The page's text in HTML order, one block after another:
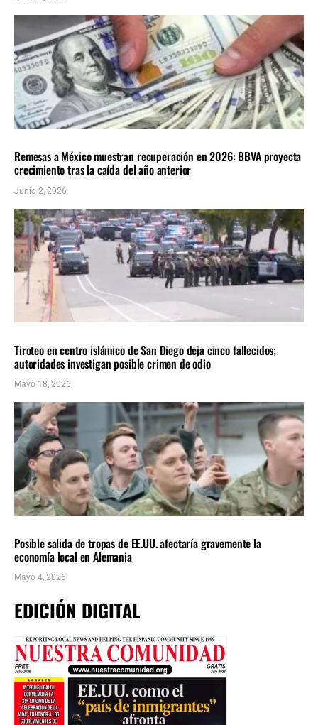
Remesas a México muestran recuperación en 2026: BBVA proyecta
crecimiento tras la caída del año anterior
Junio 2, 2026
Tiroteo en centro islámico de San Diego deja cinco fallecidos;
autoridades investigan posible crimen de odio
Mayo 18, 2026
Posible salida de tropas de EE.UU. afectaría gravemente la
economía local en Alemania
Mayo 4, 2026
EDICIÓN DIGITAL